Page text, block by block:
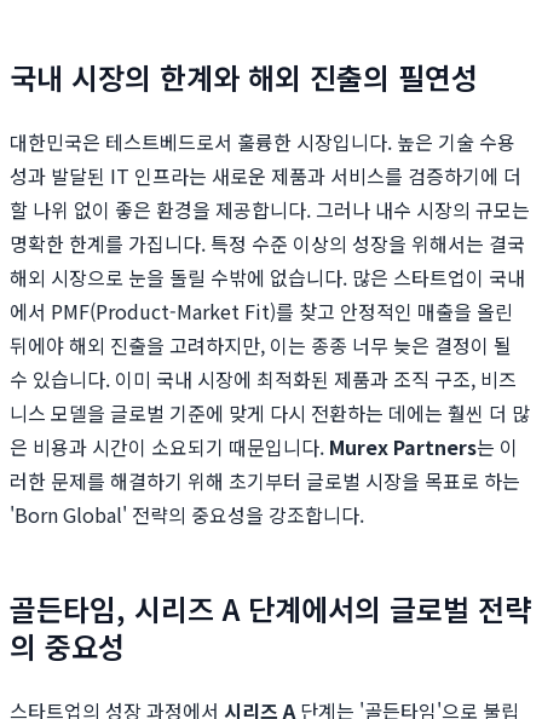
국내 시장의 한계와 해외 진출의 필연성
대한민국은 테스트베드로서 훌륭한 시장입니다. 높은 기술 수용
성과 발달된 IT 인프라는 새로운 제품과 서비스를 검증하기에 더
할 나위 없이 좋은 환경을 제공합니다. 그러나 내수 시장의 규모는
명확한 한계를 가집니다. 특정 수준 이상의 성장을 위해서는 결국
해외 시장으로 눈을 돌릴 수밖에 없습니다. 많은 스타트업이 국내
에서 PMF(Product-Market Fit)를 찾고 안정적인 매출을 올린
뒤에야 해외 진출을 고려하지만, 이는 종종 너무 늦은 결정이 될
수 있습니다. 이미 국내 시장에 최적화된 제품과 조직 구조, 비즈
니스 모델을 글로벌 기준에 맞게 다시 전환하는 데에는 훨씬 더 많
은 비용과 시간이 소요되기 때문입니다. Murex Partners는 이
러한 문제를 해결하기 위해 초기부터 글로벌 시장을 목표로 하는
'Born Global' 전략의 중요성을 강조합니다.
골든타임, 시리즈 A 단계에서의 글로벌 전략
의 중요성
스타트업의 성장 과정에서 시리즈 A단계는 '골든타임'으로 불립